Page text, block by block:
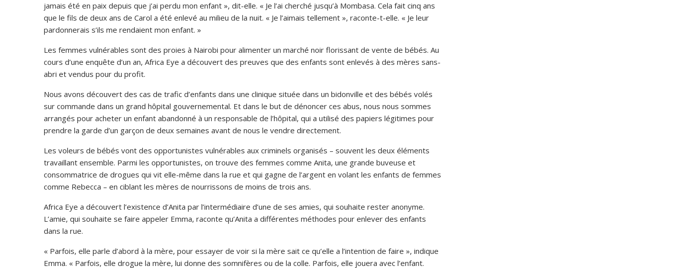
jamais été en paix depuis que j’ai perdu mon enfant », dit-elle. « Je l’ai cherché jusqu’à Mombasa. Cela fait cinq ans
que le fils de deux ans de Carol a été enlevé au milieu de la nuit. « Je l’aimais tellement », raconte-t-elle. « Je leur
pardonnerais s’ils me rendaient mon enfant. »
Les femmes vulnérables sont des proies à Nairobi pour alimenter un marché noir florissant de vente de bébés. Au
cours d’une enquête d’un an, Africa Eye a découvert des preuves que des enfants sont enlevés à des mères sans-
abri et vendus pour du profit.
Nous avons découvert des cas de trafic d’enfants dans une clinique située dans un bidonville et des bébés volés
sur commande dans un grand hôpital gouvernemental. Et dans le but de dénoncer ces abus, nous nous sommes
arrangés pour acheter un enfant abandonné à un responsable de l’hôpital, qui a utilisé des papiers légitimes pour
prendre la garde d’un garçon de deux semaines avant de nous le vendre directement.
Les voleurs de bébés vont des opportunistes vulnérables aux criminels organisés – souvent les deux éléments
travaillant ensemble. Parmi les opportunistes, on trouve des femmes comme Anita, une grande buveuse et
consommatrice de drogues qui vit elle-même dans la rue et qui gagne de l’argent en volant les enfants de femmes
comme Rebecca – en ciblant les mères de nourrissons de moins de trois ans.
Africa Eye a découvert l’existence d’Anita par l’intermédiaire d’une de ses amies, qui souhaite rester anonyme.
L’amie, qui souhaite se faire appeler Emma, raconte qu’Anita a différentes méthodes pour enlever des enfants
dans la rue.
« Parfois, elle parle d’abord à la mère, pour essayer de voir si la mère sait ce qu’elle a l’intention de faire », indique
Emma. « Parfois, elle drogue la mère, lui donne des somnifères ou de la colle. Parfois, elle jouera avec l’enfant.